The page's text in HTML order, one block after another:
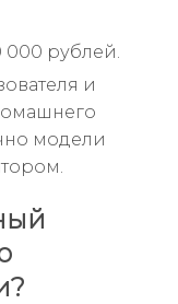
рублей.
и
модели